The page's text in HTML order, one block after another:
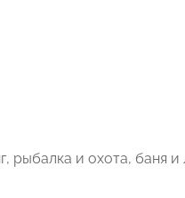
рыбалка и охота, баня